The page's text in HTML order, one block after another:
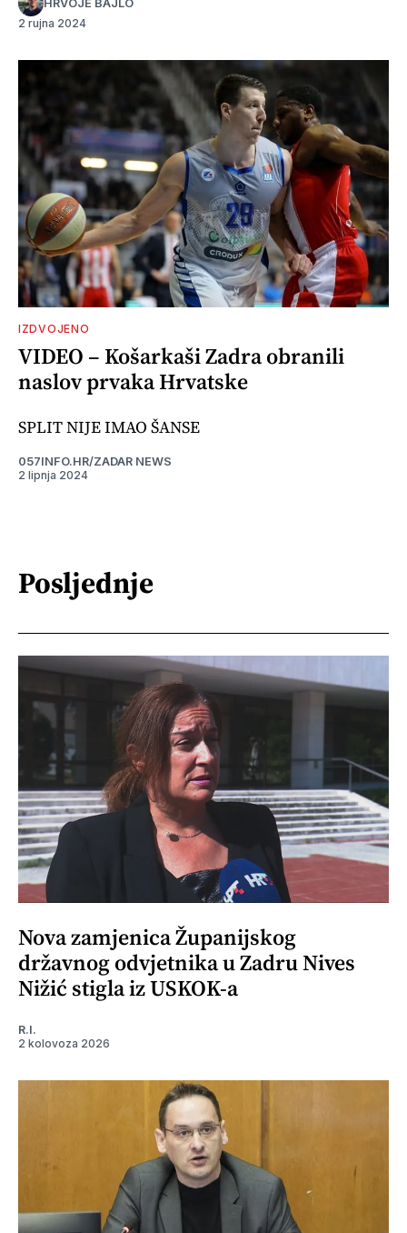
HRVOJE BAJLO
2 rujna 2024
IZDVOJENO
VIDEO – Košarkaši Zadra obranili
naslov prvaka Hrvatske
SPLIT NIJE IMAO ŠANSE
057INFO.HR/ZADAR NEWS
2 lipnja 2024
Posljednje
Nova zamjenica Županijskog
državnog odvjetnika u Zadru Nives
Nižić stigla iz USKOK-a
R.I.
2 kolovoza 2026